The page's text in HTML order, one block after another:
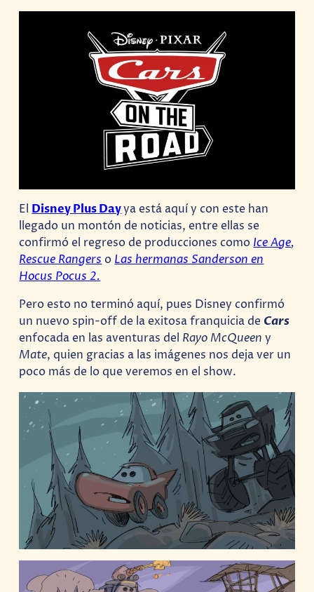
El Disney Plus Dayya está aquí y con este han
llegado un montón de noticias, entre ellas se
confirmó el regreso de producciones como Ice Age,
Rescue Rangers o Las hermanas Sanderson en
Hocus Pocus 2.
Pero esto no terminó aquí, pues Disney confirmó
un nuevo spin-off de la exitosa franquicia de Cars
enfocada en las aventuras del Rayo McQueeny
Mate, quien gracias a las imágenes nos deja ver un
poco más de lo que veremos en el show.